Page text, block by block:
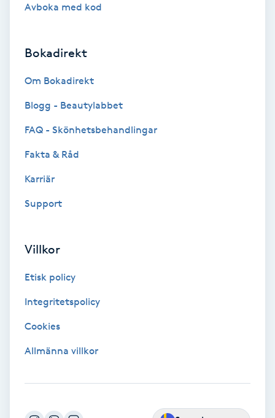
Celluliter
Color correction
Cryoterapi
Diamantslipning
Enzympeeling
Extensions
Avboka med kod
Bokadirekt
Om Bokadirekt
Blogg - Beautylabbet
FAQ - Skönhetsbehandlingar
Fakta & Råd
Karriär
Support
Villkor
Etisk policy
Integritetspolicy
Cookies
Allmänna villkor